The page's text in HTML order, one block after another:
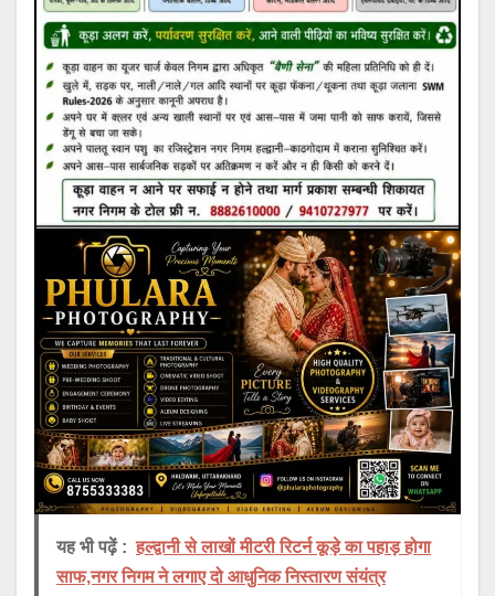
यह भी पढ़ें : हल्द्वानी से लाखों मीटरी रिटर्न कूड़े का पहाड़ होगा
साफ,नगर निगम ने लगाए दो आधुनिक निस्तारण संयंत्र